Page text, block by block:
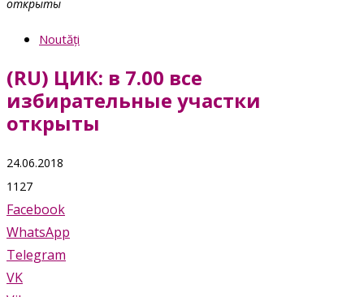
открыты
Noutăți
(RU) ЦИК: в 7.00 все
избирательные участки
открыты
24.06.2018
1127
Facebook
WhatsApp
Telegram
VK